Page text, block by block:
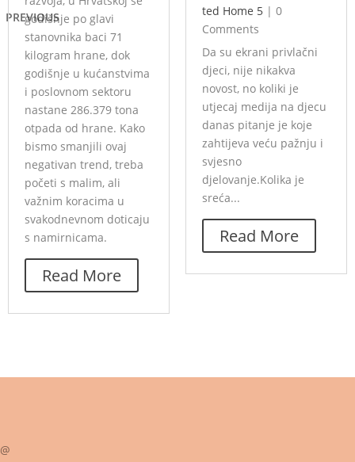
PREVIOUS
godišnje po glavi
stanovnika baci 71
kilogram hrane, dok
godišnje u kućanstvima
i poslovnom sektoru
nastane 286.379 tona
otpada od hrane. Kako
bismo smanjili ovaj
negativan trend, treba
početi s malim, ali
važnim koracima u
svakodnevnom doticaju
s namirnicama.
Read More
ted Home 5 | 0
Comments
Da su ekrani privlačni
djeci, nije nikakva
novost, no koliki je
utjecaj medija na djecu
danas pitanje je koje
zahtijeva veću pažnju i
svjesno
djelovanje.Kolika je
sreća...
Read More
@